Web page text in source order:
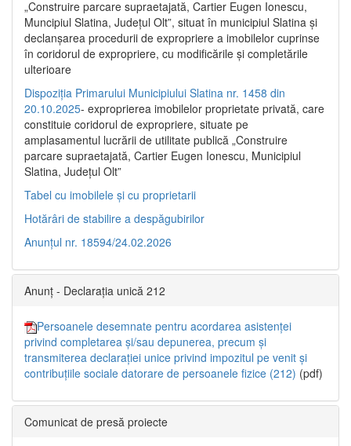
„Construire parcare supraetajată, Cartier Eugen Ionescu,
Muncipiul Slatina, Judeţul Olt”, situat în municipiul Slatina şi
declanşarea procedurii de expropriere a imobilelor cuprinse
în coridorul de expropriere, cu modificările şi completările
ulterioare
Dispoziția Primarului Municipiului Slatina nr. 1458 din
20.10.2025- exproprierea imobilelor proprietate privată, care
constituie coridorul de expropriere, situate pe
amplasamentul lucrării de utilitate publică „Construire
parcare supraetajată, Cartier Eugen Ionescu, Municipiul
Slatina, Județul Olt”
Tabel cu imobilele și cu proprietarii
Hotărâri de stabilire a despăgubirilor
Anunțul nr. 18594/24.02.2026
Anunț - Declarația unică 212
Persoanele desemnate pentru acordarea asistenței
privind completarea și/sau depunerea, precum și
transmiterea declarației unice privind impozitul pe venit și
contribuțiile sociale datorare de persoanele fizice (212) (pdf)
Comunicat de presă proiecte